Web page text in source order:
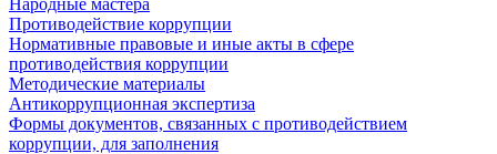
Народные мастера
Противодействие коррупции
Нормативные правовые и иные акты в сфере
противодействия коррупции
Методические материалы
Антикоррупционная экспертиза
Формы документов, связанных с противодействием
коррупции, для заполнения